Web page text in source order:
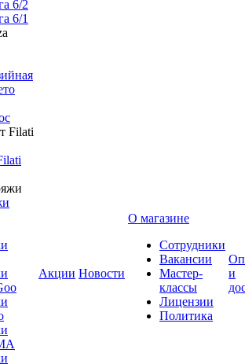
6/2
6/1
Акции Новости
О магазине
Сотрудники
Вакансии
Мастер-
классы
Лицензии
Политика
и